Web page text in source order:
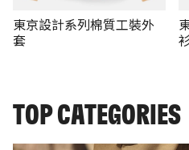
東京設計系列棉質工裝外
套
TOP CATEGORIES